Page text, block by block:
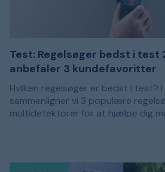
Test: Regelsøger bedst i test
anbefaler 3 kundefavoritter
Hvilken regelsøger er bedst i test?
sammenligner vi 3 populære
multidetektorer for at hjælpe dig
befinder sig bag overfladelaget.
strømførende ledninger. Ved at
Forskellige regelsøgere har